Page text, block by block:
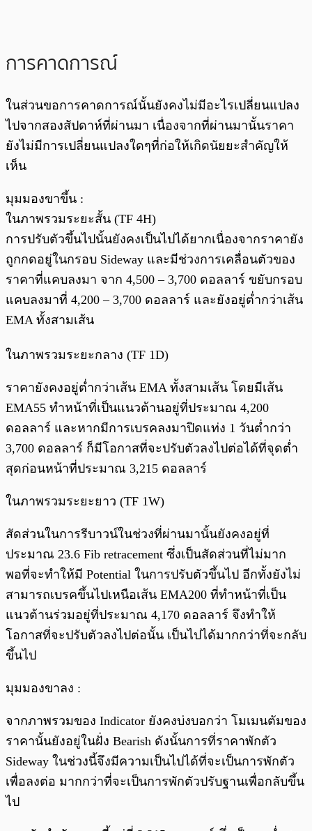
การคาดการณ์
ในส่วนขอการคาดการณ์นั้นยังคงไม่มีอะไรเปลี่ยนแปลง
ไปจากสองสัปดาห์ที่ผ่านมา เนื่องจากที่ผ่านมานั้นราคา
ยังไม่มีการเปลี่ยนแปลงใดๆที่ก่อให้เกิดนัยยะสำคัญให้
เห็น
มุมมองขาขึ้น :
ในภาพรวมระยะสั้น (TF 4H)
การปรับตัวขึ้นไปนั้นยังคงเป็นไปได้ยากเนื่องจากราคายัง
ถูกกดอยู่ในกรอบ Sideway และมีช่วงการเคลื่อนตัวของ
ราคาที่แคบลงมา จาก 4,500 – 3,700 ดอลลาร์ ขยับกรอบ
แคบลงมาที่ 4,200 – 3,700 ดอลลาร์ และยังอยู่ต่ำกว่าเส้น
EMA ทั้งสามเส้น
ในภาพรวมระยะกลาง (TF 1D)
ราคายังคงอยู่ต่ำกว่าเส้น EMA ทั้งสามเส้น โดยมีเส้น
EMA55 ทำหน้าที่เป็นแนวต้านอยู่ที่ประมาณ 4,200
ดอลลาร์ และหากมีการเบรคลงมาปิดแท่ง 1 วันต่ำกว่า
3,700 ดอลลาร์ ก็มีโอกาสที่จะปรับตัวลงไปต่อได้ที่จุดต่ำ
สุดก่อนหน้าที่ประมาณ 3,215 ดอลลาร์
ในภาพรวมระยะยาว (TF 1W)
สัดส่วนในการรีบาวน์ในช่วงที่ผ่านมานั้นยังคงอยู่ที่
ประมาณ 23.6 Fib retracement ซึ่งเป็นสัดส่วนที่ไม่มาก
พอที่จะทำให้มี Potential ในการปรับตัวขึ้นไป อีกทั้งยังไม่
สามารถเบรคขึ้นไปเหนือเส้น EMA200 ที่ทำหน้าที่เป็น
แนวต้านร่วมอยู่ที่ประมาณ 4,170 ดอลลาร์ จึงทำให้
โอกาสที่จะปรับตัวลงไปต่อนั้น เป็นไปได้มากกว่าที่จะกลับ
ขึ้นไป
มุมมองขาลง :
จากภาพรวมของ Indicator ยังคงบ่งบอกว่า โมเมนตัมของ
ราคานั้นยังอยู่ในฝั่ง Bearish ดังนั้นการที่ราคาพักตัว
Sideway ในช่วงนี้จึงมีความเป็นไปได้ที่จะเป็นการพักตัว
เพื่อลงต่อ มากกว่าที่จะเป็นการพักตัวปรับฐานเพื่อกลับขึ้น
ไป